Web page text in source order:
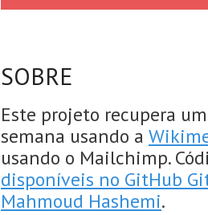
SOBRE
Este projeto recupera
semana usando a
usando o Mailchimp.
disponíveis no GitHub
Mahmoud Hashemi.